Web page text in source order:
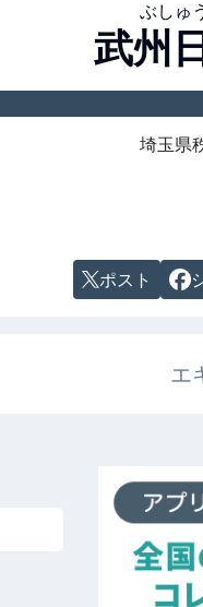
ぶしゅ
武州
埼玉県
ポスト
エ